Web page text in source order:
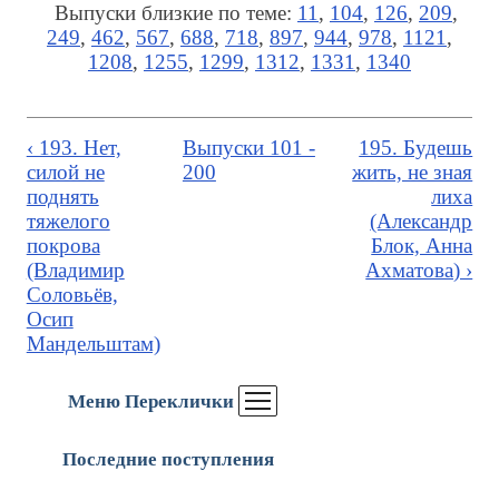
Меню Переклички
Последние поступления
Выпуски близкие по теме: 11, 104, 126, 209,
249, 462, 567, 688, 718, 897, 944, 978, 1121,
1208, 1255, 1299, 1312, 1331, 1340
‹ 193. Нет,
силой не
поднять
тяжелого
покрова
(Владимир
Соловьёв,
Осип
Мандельштам)
Выпуски 101 -
200
195. Будешь
жить, не зная
лиха
(Александр
Блок, Анна
Ахматова) ›